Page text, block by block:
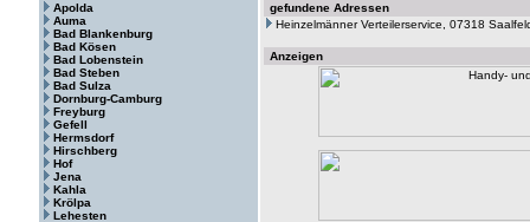
Apolda
Auma
Bad Blankenburg
Bad Kösen
Bad Lobenstein
Bad Steben
Bad Sulza
Dornburg-Camburg
Freyburg
Gefell
Hermsdorf
Hirschberg
Hof
Jena
Kahla
Krölpa
Lehesten
gefundene Adressen
Heinzelmänner Verteilerservice, 07318
Anzeigen